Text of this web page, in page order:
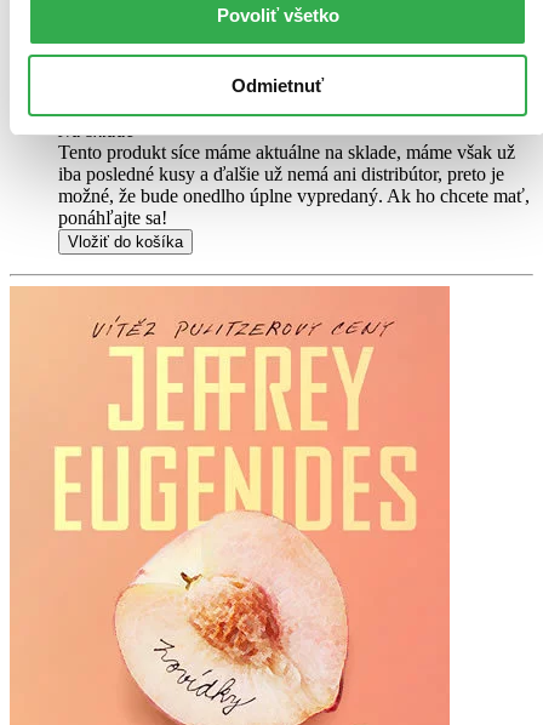
Povoliť všetko
Odmietnuť
Túto knihu sme vykúpili cezKnihovrátok
výbornom stave.Rozdiel medzi touto knihou a novou by ste
na niektorých obaloch zanechať stopy.
Na sklade
Tento produkt síce máme aktuálne na sklade, máme však už
iba posledné kusy a ďalšie už nemá ani distribútor, preto je
možné, že bude onedlho úplne vypredaný. Ak ho chcete mať,
ponáhľajte sa!
Vložiť do košíka